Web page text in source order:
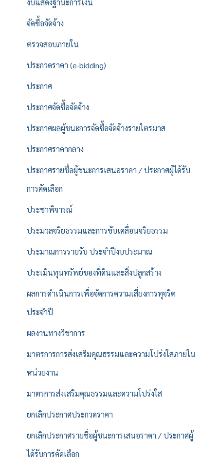
งบแสดงฐานะการเงิน
จัดซื้อจัดจ้าง
ตรวจสอบภายใน
ประกวดราคา (e-bidding)
ประกาศ
ประกาศจัดซื้อจัดจ้าง
ประกาศผลผู้ชนะการจัดซื้อจัดจ้างรายไตรมาส
ประกาศราคากลาง
ประกาศรายชื่อผู้ชนะการเสนอราคา / ประกาศผู้ได้รับ
การคัดเลือก
ประชาพิจารณ์
ประมวลจริยธรรมและการขับเคลื่อนจริยธรรม
ประมาณการรายรับ ประจำปีงบประมาณ
ประเมินทุนทรัพย์ของที่ดินและสิ่งปลูกสร้าง
ผลการดำเนินการเพื่อจัดการความเสี่ยงการทุจริต
ประจำปี
ผลงานทางวิชาการ
มาตรการการส่งเสริมคุณธรรมและความโปร่งใสภายใน
หน่วยงาน
มาตรการส่งเสริมคุณธรรมและความโปร่งใส
ยกเลิกประกาศประกวดราคา
ยกเลิกประกาศรายชื่อผู้ชนะการเสนอราคา / ประกาศผู้
ได้รับการคัดเลือก